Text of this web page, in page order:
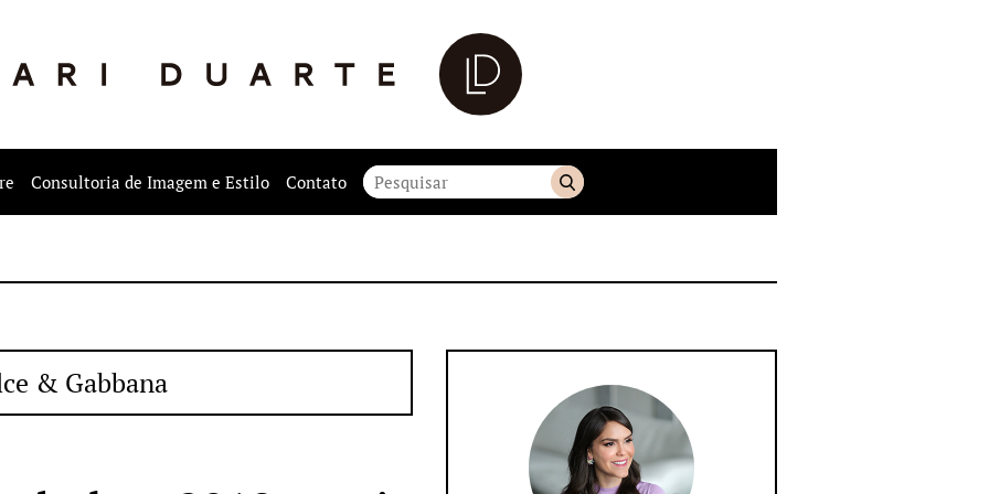
Consultoria de Imagem e Estilo Contato
& Gabbana